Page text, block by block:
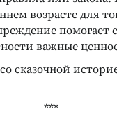
возрасте для
важные
сказочной
***